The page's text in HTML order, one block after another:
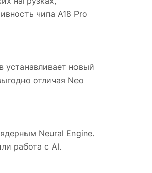
чипа A18 Pro
новый
отличая Neo
Neural Engine.
работа с AI.